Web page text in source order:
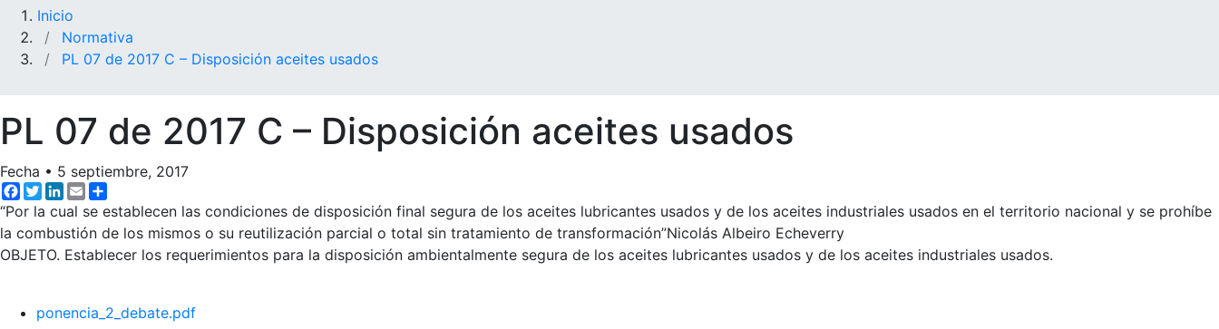
Inicio
Normativa
PL 07 de 2017 C – Disposición aceites usados
PL 07 de 2017 C – Disposición aceites usados
Fecha • 5 septiembre, 2017
Facebook
TwitterLinkedIn
Email
“Por la cual se establecen las condiciones de disposición final segura de los aceites lubricantes usados y de los aceites industriales usados en el territorio nacional y se prohíbe
la combustión de los mismos o su reutilización parcial o total sin tratamiento de transformación”Nicolás Albeiro Echeverry
OBJETO. Establecer los requerimientos para la disposición ambientalmente segura de los aceites lubricantes usados y de los aceites industriales usados.
ponencia_2_debate.pdf